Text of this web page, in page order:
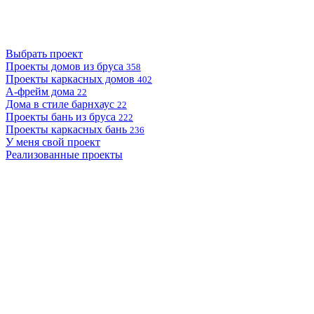
Выбрать проект
Проекты домов из бруса 358
Проекты каркасных домов 402
А-фрейм дома 22
Дома в стиле барнхаус 22
Проекты бань из бруса 222
Проекты каркасных бань 236
У меня свой проект
Реализованные проекты